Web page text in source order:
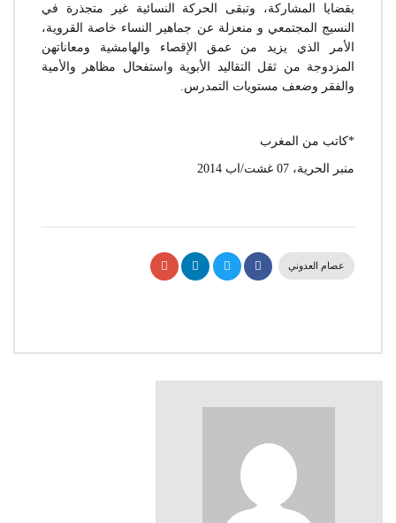
بقضايا المشاركة، وتبقى الحركة النسائية غير متجذرة في
النسيج المجتمعي و منعزلة عن جماهير النساء خاصة القروية،
الأمر الذي يزيد من عمق الإقصاء والهامشية ومعاناتهن
المزدوجة من ثقل التقاليد الأبوية واستفحال مظاهر والأمية
والفقر وضعف مستويات التمدرس.
*كاتب من المغرب
منبر الحرية، 07 غشت/اب 2014
عصام العدوني